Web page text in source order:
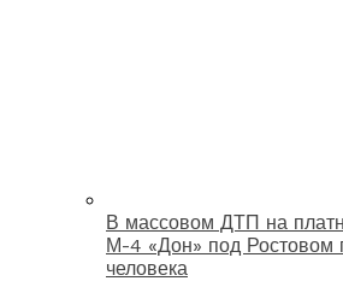
В массовом ДТП на
М-4 «Дон» под Ростовом
человека